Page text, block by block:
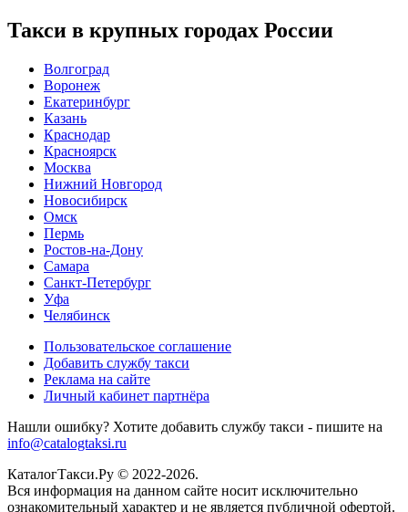
Такси в крупных городах России
Волгоград
Воронеж
Екатеринбург
Казань
Краснодар
Красноярск
Москва
Нижний Новгород
Новосибирск
Омск
Пермь
Ростов-на-Дону
Самара
Санкт-Петербург
Уфа
Челябинск
Пользовательское соглашение
Добавить службу такси
Реклама на сайте
Личный кабинет партнёра
Нашли ошибку? Хотите добавить службу такси - пишите на
info@catalogtaksi.ru
КаталогТакси.Ру © 2022-2026.
Вся информация на данном сайте носит исключительно
ознакомительный характер и не является публичной офертой.